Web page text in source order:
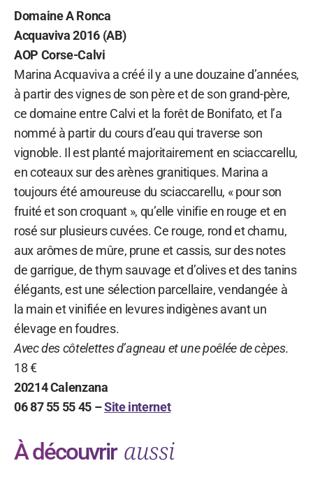
Domaine A Ronca
Acquaviva 2016 (AB)
AOP Corse-Calvi
Marina Acquaviva a créé il y a une douzaine d’années,
à partir des vignes de son père et de son grand-père,
ce domaine entre Calvi et la forêt de Bonifato, et l’a
nommé à partir du cours d’eau qui traverse son
vignoble. Il est planté majoritairement en sciaccarellu,
en coteaux sur des arènes granitiques. Marina a
toujours été amoureuse du sciaccarellu, « pour son
fruité et son croquant », qu’elle vinifie en rouge et en
rosé sur plusieurs cuvées. Ce rouge, rond et charnu,
aux arômes de mûre, prune et cassis, sur des notes
de garrigue, de thym sauvage et d’olives et des tanins
élégants, est une sélection parcellaire, vendangée à
la main et vinifiée en levures indigènes avant un
élevage en foudres.
Avec des côtelettes d’agneau et une poêlée de cèpes.
18 €
20214 Calenzana
06 87 55 55 45 –Site internet
À découvrir aussi